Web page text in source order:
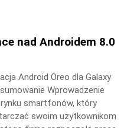
nad Androidem 8.0
Android Oreo dla Galaxy
Wprowadzenie
smartfonów, który
swoim użytkownikom